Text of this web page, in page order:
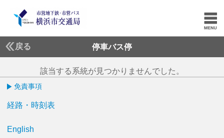
戻る 停車バス停
該当する系統が見つかりませんでした。
免責事項
経路・時刻表
English